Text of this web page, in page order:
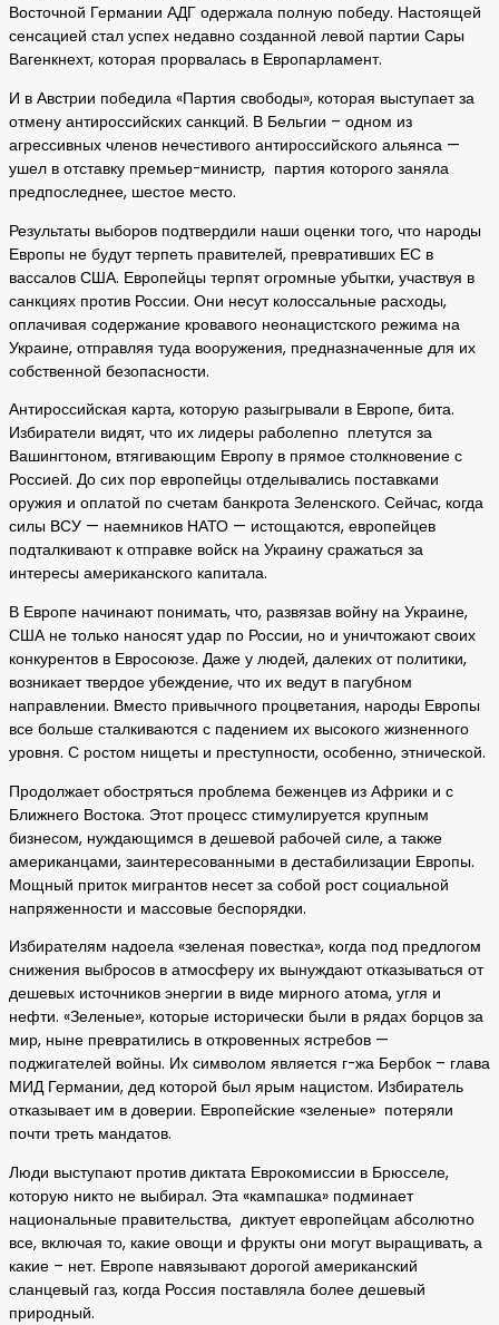
Восточной Германии АДГ одержала полную победу. Настоящей
сенсацией стал успех недавно созданной левой партии Сары
Вагенкнехт, которая прорвалась в Европарламент.
И в Австрии победила «Партия свободы», которая выступает за
отмену антироссийских санкций. В Бельгии – одном из
агрессивных членов нечестивого антироссийского альянса —
ушел в отставку премьер-министр, партия которого заняла
предпоследнее, шестое место.
Результаты выборов подтвердили наши оценки того, что народы
Европы не будут терпеть правителей, превративших ЕС в
вассалов США. Европейцы терпят огромные убытки, участвуя в
санкциях против России. Они несут колоссальные расходы,
оплачивая содержание кровавого неонацистского режима на
Украине, отправляя туда вооружения, предназначенные для их
собственной безопасности.
Антироссийская карта, которую разыгрывали в Европе, бита.
Избиратели видят, что их лидеры раболепно плетутся за
Вашингтоном, втягивающим Европу в прямое столкновение с
Россией. До сих пор европейцы отделывались поставками
оружия и оплатой по счетам банкрота Зеленского. Сейчас, когда
силы ВСУ — наемников НАТО — истощаются, европейцев
подталкивают к отправке войск на Украину сражаться за
интересы американского капитала.
В Европе начинают понимать, что, развязав войну на Украине,
США не только наносят удар по России, но и уничтожают своих
конкурентов в Евросоюзе. Даже у людей, далеких от политики,
возникает твердое убеждение, что их ведут в пагубном
направлении. Вместо привычного процветания, народы Европы
все больше сталкиваются с падением их высокого жизненного
уровня. С ростом нищеты и преступности, особенно, этнической.
Продолжает обостряться проблема беженцев из Африки и с
Ближнего Востока. Этот процесс стимулируется крупным
бизнесом, нуждающимся в дешевой рабочей силе, а также
американцами, заинтересованными в дестабилизации Европы.
Мощный приток мигрантов несет за собой рост социальной
напряженности и массовые беспорядки.
Избирателям надоела «зеленая повестка», когда под предлогом
снижения выбросов в атмосферу их вынуждают отказываться от
дешевых источников энергии в виде мирного атома, угля и
нефти. «Зеленые», которые исторически были в рядах борцов за
мир, ныне превратились в откровенных ястребов —
поджигателей войны. Их символом является г-жа Бербок – глава
МИД Германии, дед которой был ярым нацистом. Избиратель
отказывает им в доверии. Европейские «зеленые» потеряли
почти треть мандатов.
Люди выступают против диктата Еврокомиссии в Брюсселе,
которую никто не выбирал. Эта «кампашка» подминает
национальные правительства, диктует европейцам абсолютно
все, включая то, какие овощи и фрукты они могут выращивать, а
какие – нет. Европе навязывают дорогой американский
сланцевый газ, когда Россия поставляла более дешевый
природный.